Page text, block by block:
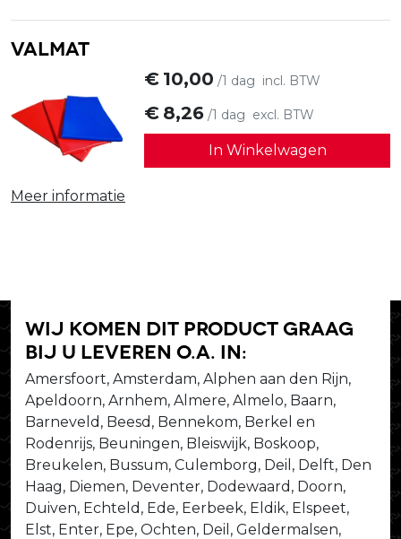
Valmat
€ 10,00 /1 dag incl. BTW
€ 8,26 /1 dag excl. BTW
In Winkelwagen
Meer informatie
Wij komen dit product graag
bij u leveren o.a. in:
Amersfoort, Amsterdam, Alphen aan den Rijn,
Apeldoorn, Arnhem, Almere, Almelo, Baarn,
Barneveld, Beesd, Bennekom, Berkel en
Rodenrijs, Beuningen, Bleiswijk, Boskoop,
Breukelen, Bussum, Culemborg, Deil, Delft, Den
Haag, Diemen, Deventer, Dodewaard, Doorn,
Duiven, Echteld, Ede, Eerbeek, Eldik, Elspeet,
Elst, Enter, Epe, Ochten, Deil, Geldermalsen,